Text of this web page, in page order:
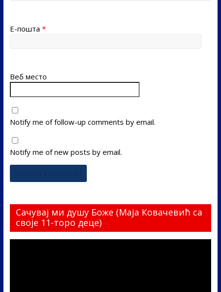
Е-пошта *
Веб место
Notify me of follow-up comments by email.
Notify me of new posts by email.
Сачувај ми душу Боже (Маја Ковачевић са
своје 11-торо деце)